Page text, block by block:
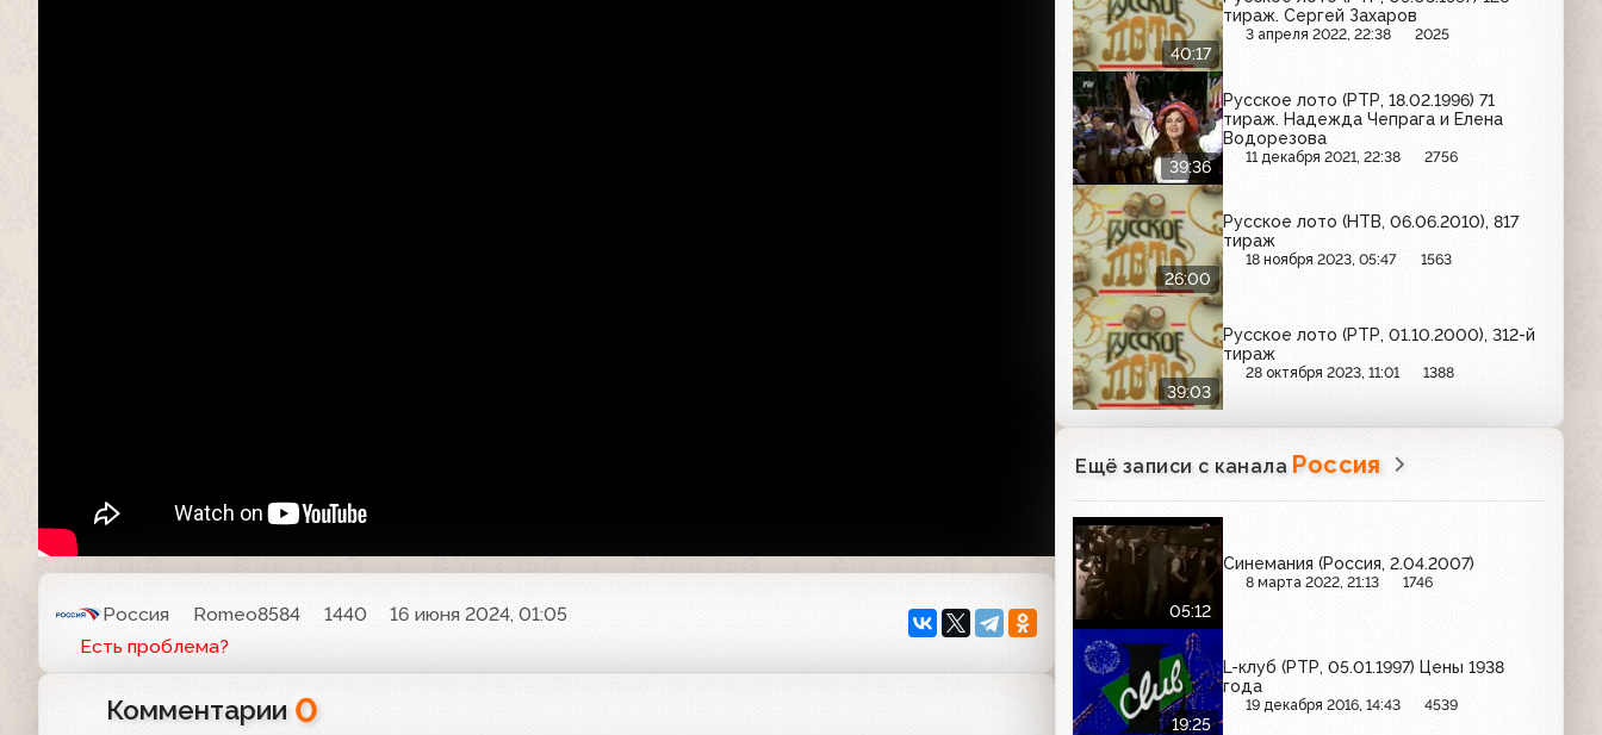
Россия Romeo8584 1440
16 июня 2024, 01:05
Есть проблема?
Комментарии 0
40:17
тираж. Сергей Захаров
3 апреля 2022, 22:38 2025
39:36
Русское лото (РТР, 18.02.1996) 71
тираж. Надежда Чепрага и Елена
Водорезова
11 декабря 2021, 22:38 2756
26:00
Русское лото (НТВ, 06.06.2010), 817
тираж
18 ноября 2023, 05:47 1563
39:03
Русское лото (РТР, 01.10.2000), 312-й
тираж
28 октября 2023, 11:01 1388
Ещё записи с канала Россия
05:12
Синемания (Россия, 2.04.2007)
8 марта 2022, 21:13 1746
19:25
L-клуб (РТР, 05.01.1997) Цены 1938
года
19 декабря 2016, 14:43 4539